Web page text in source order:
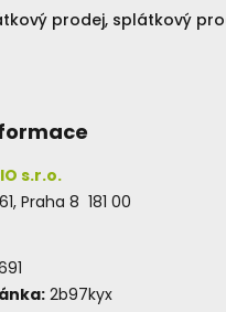
prodej, splátkový
s.r.o.
Praha 8 181 00
2b97kyx